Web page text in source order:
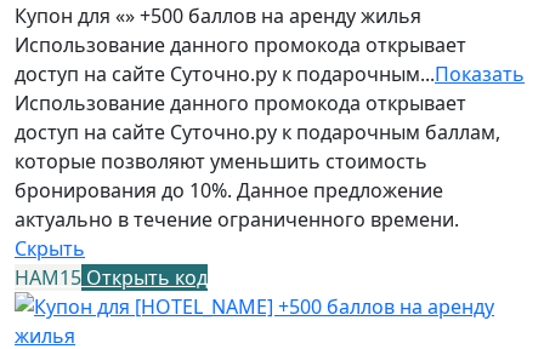
Купон для «» +500 баллов на аренду жилья
Использование данного промокода открывает
доступ на сайте Суточно.ру к подарочным...Показать
Использование данного промокода открывает
доступ на сайте Суточно.ру к подарочным баллам,
которые позволяют уменьшить стоимость
бронирования до 10%. Данное предложение
актуально в течение ограниченного времени.
Скрыть
НАМ15 Открыть код